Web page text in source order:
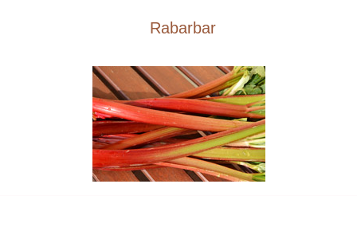
Rabarbar